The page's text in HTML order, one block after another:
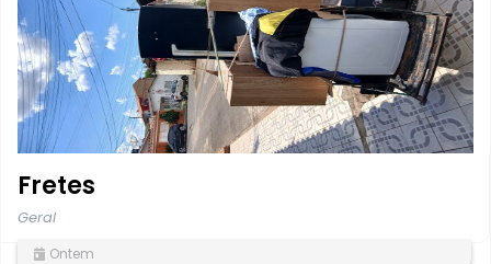
Fretes
Geral
Ontem